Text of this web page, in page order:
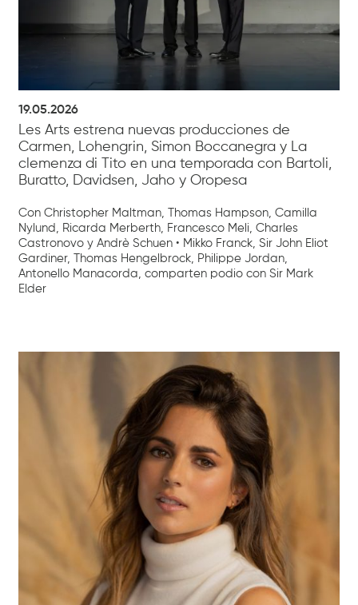
19.05.2026
Les Arts estrena nuevas producciones de
Carmen, Lohengrin, Simon Boccanegra y La
clemenza di Tito en una temporada con Bartoli,
Buratto, Davidsen, Jaho y Oropesa
Con Christopher Maltman, Thomas Hampson, Camilla
Nylund, Ricarda Merberth, Francesco Meli, Charles
Castronovo y Andrè Schuen • Mikko Franck, Sir John Eliot
Gardiner, Thomas Hengelbrock, Philippe Jordan,
Antonello Manacorda, comparten podio con Sir Mark
Elder